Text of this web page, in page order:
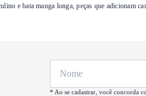
ebata manga longa, peças que adicionam
* Ao se cadastrar, você concorda